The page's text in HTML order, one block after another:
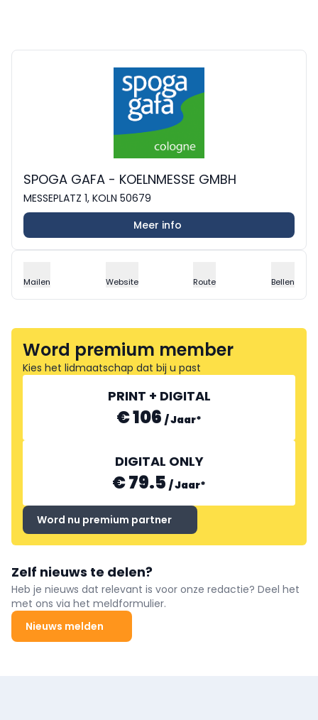
SPOGA GAFA - KOELNMESSE GMBH
MESSEPLATZ 1, KOLN 50679
Meer info
Mailen Website Route Bellen
Word premium member
Kies het lidmaatschap dat bij u past
PRINT + DIGITAL
€ 106 /Jaar*
DIGITAL ONLY
€ 79.5 /Jaar*
Word nu premium partner
Zelf nieuws te delen?
Heb je nieuws dat relevant is voor onze redactie? Deel het
met ons via het meldformulier.
Nieuws melden